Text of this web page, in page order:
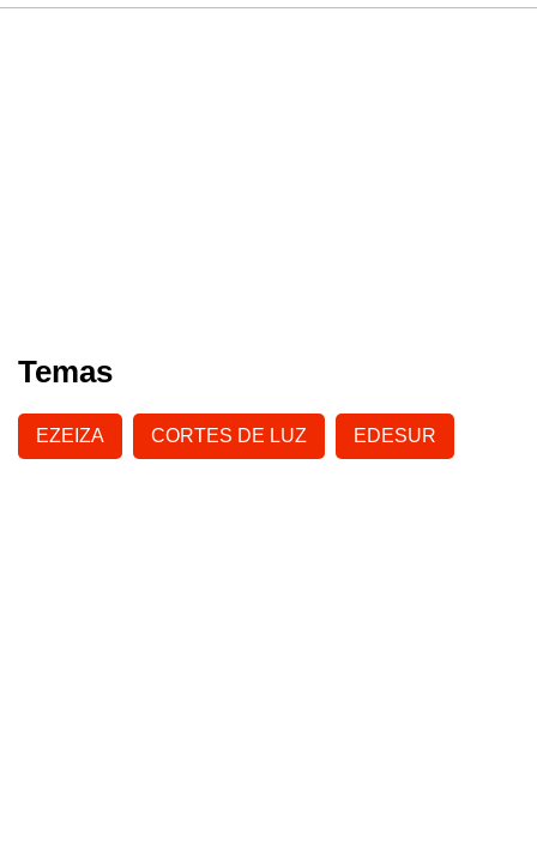
Temas
EZEIZA CORTES DE LUZ EDESUR